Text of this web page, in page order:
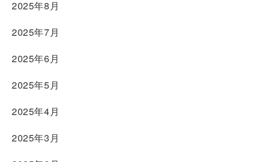
2025年8月
2025年7月
2025年6月
2025年5月
2025年4月
2025年3月